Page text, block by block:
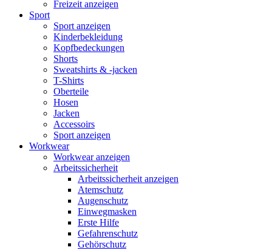
Freizeit anzeigen
Sport
Sport anzeigen
Kinderbekleidung
Kopfbedeckungen
Shorts
Sweatshirts & -jacken
T-Shirts
Oberteile
Hosen
Jacken
Accessoirs
Sport anzeigen
Workwear
Workwear anzeigen
Arbeitssicherheit
Arbeitssicherheit anzeigen
Atemschutz
Augenschutz
Einwegmasken
Erste Hilfe
Gefahrenschutz
Gehörschutz